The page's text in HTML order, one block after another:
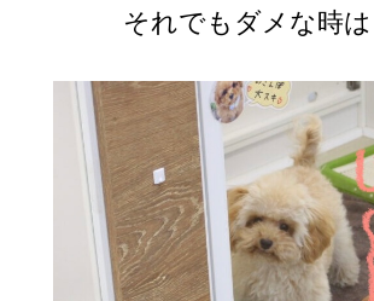
それでもダメな時